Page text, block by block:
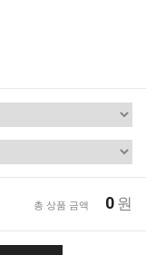
총 상품 금액 0 원